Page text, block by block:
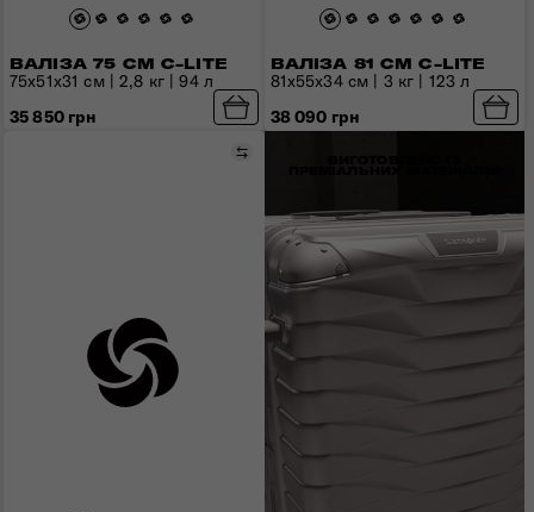
ВАЛІЗА 75 СМ C-LITE
75x51x31 см | 2,8 кг | 94 л
35 850 грн
ВАЛІЗА 81 СМ C-LITE
81x55x34 см | 3 кг | 123 л
38 090 грн
Порівняти